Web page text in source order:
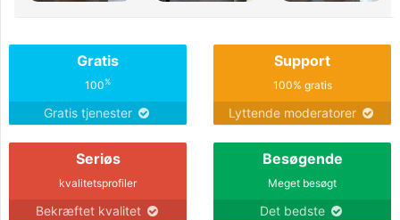
Gratis
100%
Gratis tjenester
Support
100% gratis
Lyttende moderatorer
Seriøs
kvalitetsprofiler
Bekræftet kvalitet
Besøgende
Meget besøgt
Det bedste